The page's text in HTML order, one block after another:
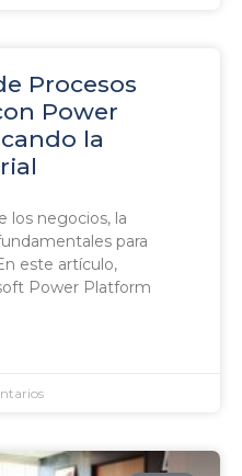
Procesos
Power
la
los negocios, la
para
este artículo,
Power Platform